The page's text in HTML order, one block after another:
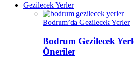
Gezilecek Yerler
Bodrum’da Gezilecek Yerler
Bodrum Gezilecek
Öneriler